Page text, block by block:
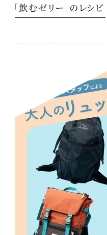
「飲むゼリー」のレシピ